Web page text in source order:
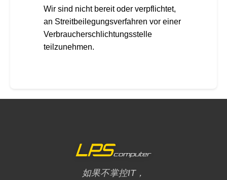
Wir sind nicht bereit oder verpflichtet,
an Streitbeilegungsverfahren vor einer
Verbraucherschlichtungsstelle
teilzunehmen.
如果不掌控IT，